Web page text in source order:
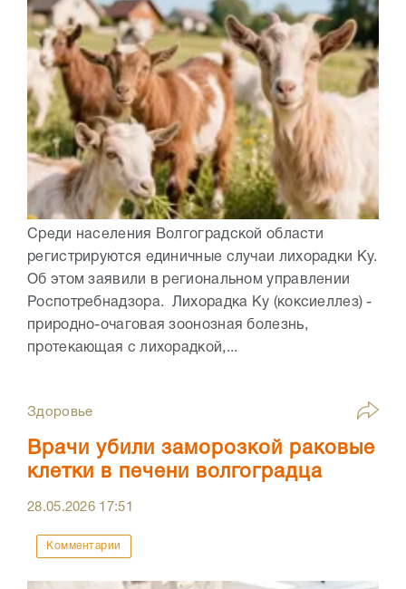
Среди населения Волгоградской области
регистрируются единичные случаи лихорадки Ку.
Об этом заявили в региональном управлении
Роспотребнадзора. Лихорадка Ку (коксиеллез) -
природно-очаговая зоонозная болезнь,
протекающая с лихорадкой,...
Здоровье
Врачи убили заморозкой раковые
клетки в печени волгоградца
28.05.2026 17:51
Комментарии